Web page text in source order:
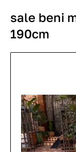
sale beni
190cm